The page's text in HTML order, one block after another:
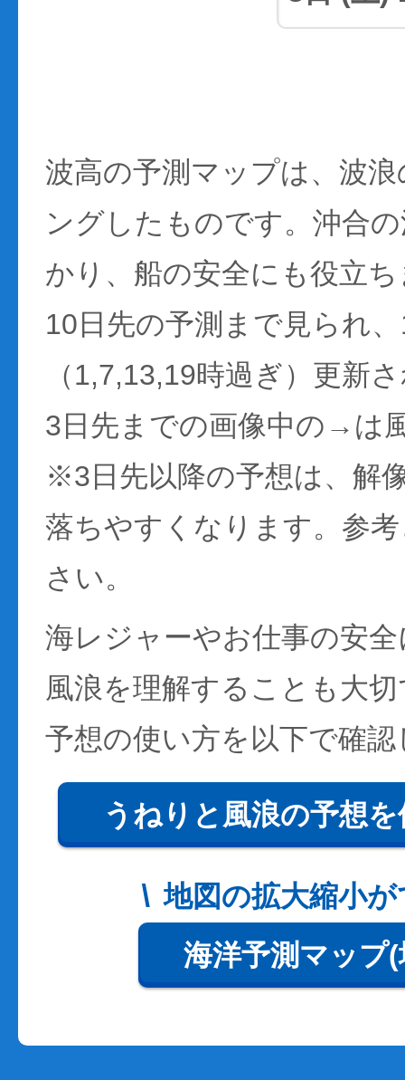
波高の予測マップは、波
ングしたものです。沖合
かり、船の安全にも役立
10日先の予測まで見られ
（1,7,13,19時過ぎ）更新
3日先までの画像中の→は
※3日先以降の予想は、解
落ちやすくなります。参
さい。
海レジャーやお仕事の安
風浪を理解することも大
予想の使い方を以下で確
うねりと風浪の予想
地図の拡大縮小
海洋予測マップ